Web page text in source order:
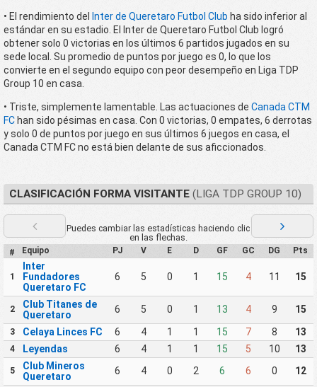
• El rendimiento del Inter de Queretaro Futbol Club ha sido inferior al
estándar en su estadio. El Inter de Queretaro Futbol Club logró
obtener solo 0 victorias en los últimos 6 partidos jugados en su
sede local. Su promedio de puntos por juego es 0, lo que los
convierte en el segundo equipo con peor desempeño en Liga TDP
Group 10 en casa.
• Triste, simplemente lamentable. Las actuaciones de Canada CTM
FC han sido pésimas en casa. Con 0 victorias, 0 empates, 6 derrotas
y solo 0 de puntos por juego en sus últimos 6 juegos en casa, el
Canada CTM FC no está bien delante de sus aficcionados.
CLASIFICACIÓN FORMA VISITANTE(LIGA TDP GROUP 10)
Puedes cambiar las estadísticas haciendo clic
en las flechas.
# Equipo PJ V E D GF GC DG Pts
1
Inter
Fundadores
Queretaro FC
6 5 0 1 15 4 11 15
2
Club Titanes de
Queretaro
6 5 0 1 13 4 9 15
3 Celaya Linces FC 6 4 1 1 15 7 8 13
4 Leyendas 6 4 1 1 15 5 10 13
5
Club Mineros
Queretaro
6 4 0 2 6 6 0 12